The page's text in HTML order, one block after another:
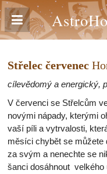
Střelec červenec
cílevědomý a energický,
V červenci se Střelcům
novými nápady, kterými
vaší píli a vytrvalosti,
měsíci chybět se můžete
za svým a nenechte se
šanci dosáhnout